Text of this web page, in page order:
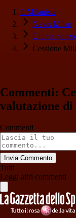
Il Milanista
News Milan
Ultime
Cessione
Commenti:
valutazione
Commenti
Invia Commento
Tutti
Leggi altri commenti